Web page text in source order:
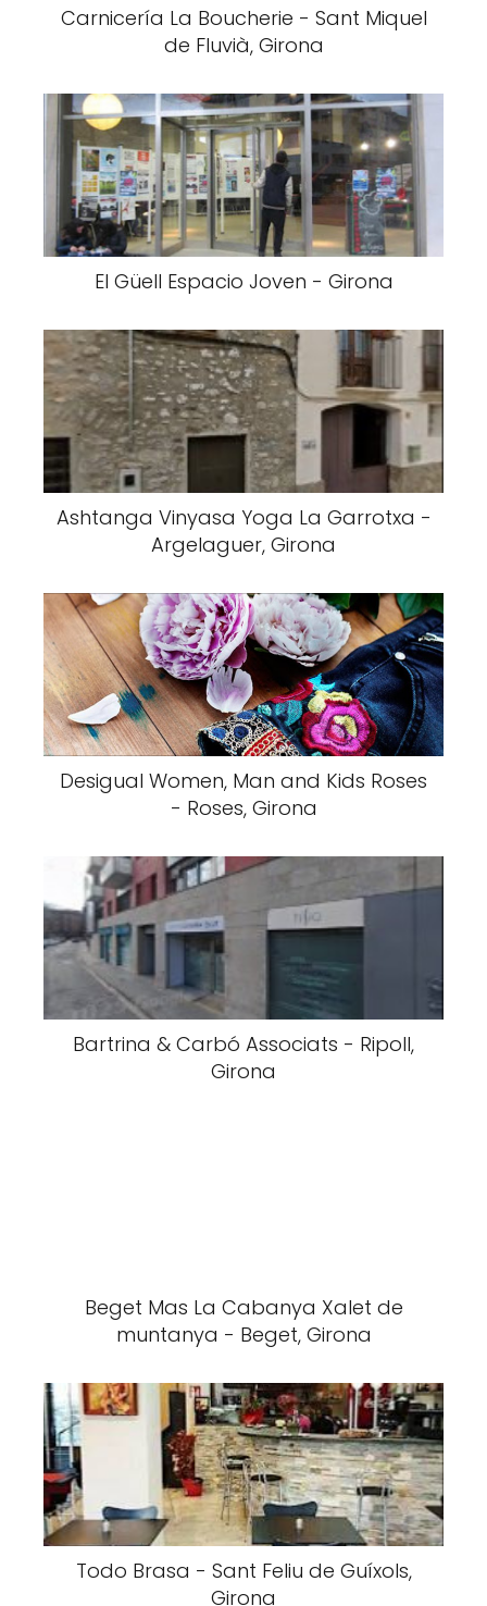
Carnicería La Boucherie - Sant Miquel
de Fluvià, Girona
El Güell Espacio Joven - Girona
Ashtanga Vinyasa Yoga La Garrotxa -
Argelaguer, Girona
Desigual Women, Man and Kids Roses
- Roses, Girona
Bartrina & Carbó Associats - Ripoll,
Girona
Beget Mas La Cabanya Xalet de
muntanya - Beget, Girona
Todo Brasa - Sant Feliu de Guíxols,
Girona